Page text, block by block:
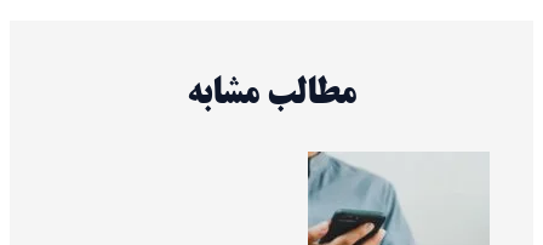
مطالب مشابه